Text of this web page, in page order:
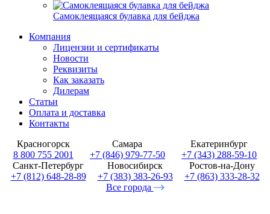
Самоклеящаяся булавка для бейджа
Компания
Лицензии и сертификаты
Новости
Реквизиты
Как заказать
Дилерам
Статьи
Оплата и доставка
Контакты
Красногорск
8 800 755 2001
Самара
+7 (846) 979-77-50
Екатеринбург
+7 (343) 288-59-10
Санкт-Петербург
+7 (812) 648-28-89
Новосибирск
+7 (383) 383-26-93
Ростов-на-Дону
+7 (863) 333-28-32
Все города